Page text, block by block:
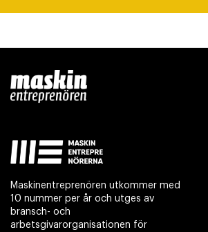
Maskinentreprenören utkommer med
10 nummer per år och utges av
bransch- och
arbetsgivarorganisationen för